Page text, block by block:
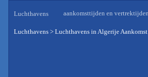
Luchthavens aankomsttijden en
Luchthavens > Luchthavens in Algerije